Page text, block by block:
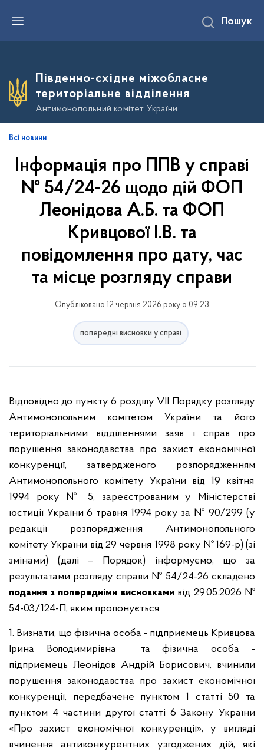
е
о
о
в
Пошук
Південно-східне міжобласне
територіальне відділення
Антимонопольний комітет України
Всі новини
Інформація про ППВ у справі
№ 54/24-26 щодо дій ФОП
Леонідова А.Б. та ФОП
Кривцової І.В. та
повідомлення про дату, час
та місце розгляду справи
Опубліковано 12 червня 2026 року о 09:23
попередні висновки у справі
Відповідно до пункту 6 розділу VІІ Порядку розгляду
Антимонопольним комітетом України та його
територіальними відділеннями заяв і справ про
порушення законодавства про захист економічної
конкуренції, затвердженого розпорядженням
Антимонопольного комітету України від 19 квітня
1994 року № 5, зареєстрованим у Міністерстві
юстиції України 6 травня 1994 року за № 90/299 (у
редакції розпорядження Антимонопольного
комітету України від 29 червня 1998 року № 169-р) (зі
змінами) (далі – Порядок) інформуємо, що за
результатами розгляду справи № 54/24-26 складено
подання з попередніми висновкамивід 29.05.2026 №
54-03/124-П, яким пропонується:
1. Визнати, що фізична особа - підприємець Кривцова
Ірина Володимирівна та фізична особа -
підприємець Леонідов Андрій Борисович, вчинили
порушення законодавства про захист економічної
конкуренції, передбачене пунктом 1 статті 50 та
пунктом 4 частини другої статті 6 Закону України
«Про захист економічної конкуренції», у вигляді
вчинення антиконкурентних узгоджених дій, які